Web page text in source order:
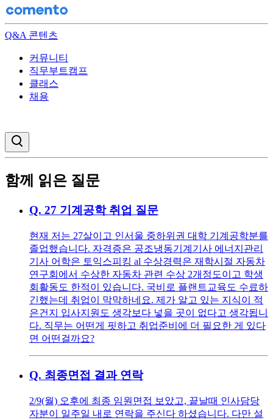
Q&A 콘텐츠
커뮤니티
직무부트캠프
클래스
채용
함께 읽은 질문
Q. 27 기계공학 취업 질문
현재 저는 27살이고 인서울 중하위권 대학 기계공학분를
졸업했습니다. 자격증은 공조냉동기계기사 에너지관리
기사 어학은 토익스피킹 al 수상경력은 재학시절 자동차
연구회에서 수상한 자동차 관련 수상 2개정도이고 학생
회활동도 한적이 있습니다. 국비로 플랜트교육도 수료하
긴했는데 취업이 막막하네요. 제가 알고 있는 지식이 적
은건지 입사지원도 생각보다 넣을 곳이 없다고 생각됩니
다. 직무는 어떤게 핏하고 취업준비에 더 필요한 게 있다
면 어떤걸까요?
Q. 최종면접 결과 연락
2/9(월) 오후에 최종 임원면접 보았고, 끝날때 인사담당
자분이 일주일 내로 연락을 주신다 하셨습니다. 다만 설